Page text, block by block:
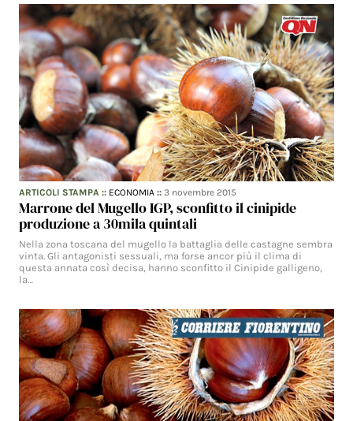
ARTICOLI STAMPA :: ECONOMIA ::3 novembre 2015
Marrone del Mugello IGP, sconfitto il cinipide
produzione a 30mila quintali
Nella zona toscana del mugello la battaglia delle castagne sembra
vinta. Gli antagonisti sessuali, ma forse ancor più il clima di
questa annata così decisa, hanno sconfitto il Cinipide galligeno,
la…